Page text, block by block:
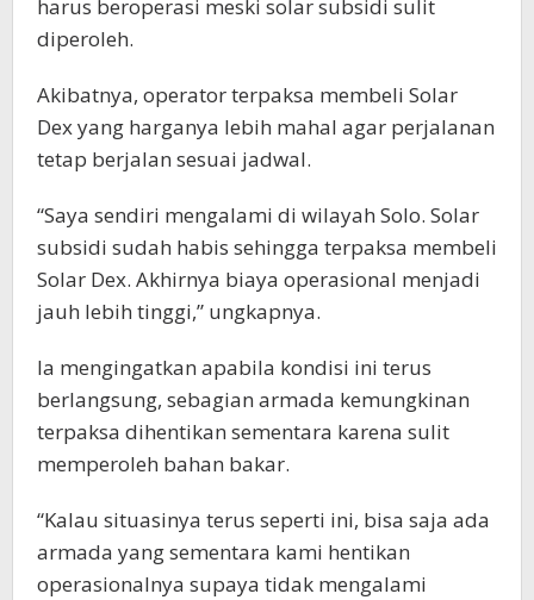
harus beroperasi meski solar subsidi sulit
diperoleh.
Akibatnya, operator terpaksa membeli Solar
Dex yang harganya lebih mahal agar perjalanan
tetap berjalan sesuai jadwal.
“Saya sendiri mengalami di wilayah Solo. Solar
subsidi sudah habis sehingga terpaksa membeli
Solar Dex. Akhirnya biaya operasional menjadi
jauh lebih tinggi,” ungkapnya.
Ia mengingatkan apabila kondisi ini terus
berlangsung, sebagian armada kemungkinan
terpaksa dihentikan sementara karena sulit
memperoleh bahan bakar.
“Kalau situasinya terus seperti ini, bisa saja ada
armada yang sementara kami hentikan
operasionalnya supaya tidak mengalami